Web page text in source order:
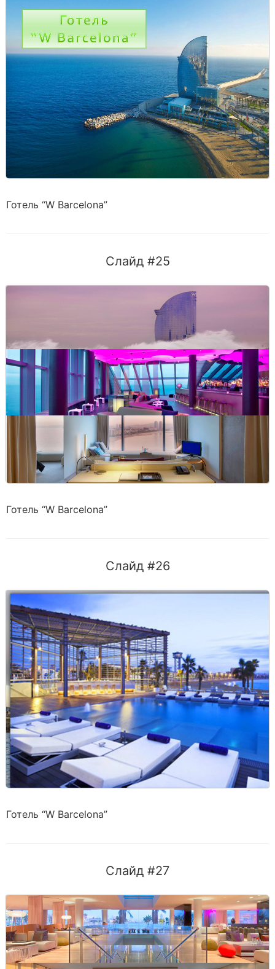
Готель “W Barcelona”
Слайд #25
Готель “W Barcelona”
Слайд #26
Готель “W Barcelona”
Слайд #27